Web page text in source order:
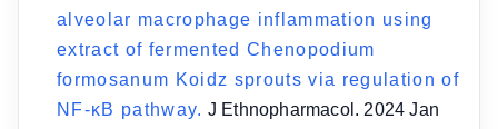
alveolar macrophage inflammation using
extract of fermented Chenopodium
formosanum Koidz sprouts via regulation of
NF-κB pathway. J Ethnopharmacol. 2024 Jan